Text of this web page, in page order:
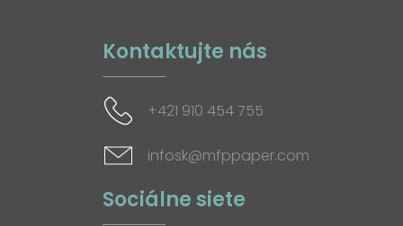
Kontaktujte nás
+421 910 454 755
infosk@mfppaper.com
Sociálne siete